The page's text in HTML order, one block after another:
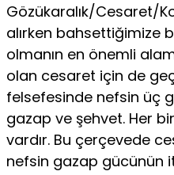
Gözükaralık/Cesaret/
alırken bahsettiğimize
olmanın en önemli
olan cesaret için de
felsefesinde nefsin üç
gazap ve şehvet. Her
vardır. Bu çerçevede
nefsin gazap gücünün